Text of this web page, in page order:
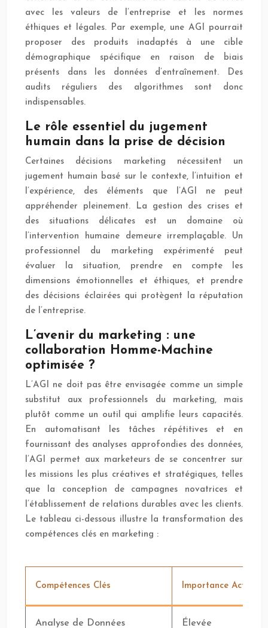
avec les valeurs de l’entreprise et les normes
éthiques et légales. Par exemple, une AGI pourrait
proposer des produits inadaptés à une cible
démographique spécifique en raison de biais
présents dans les données d’entraînement. Des
audits réguliers des algorithmes sont donc
indispensables.
Le rôle essentiel du jugement
humain dans la prise de décision
Certaines décisions marketing nécessitent un
jugement humain basé sur le contexte, l’intuition et
l’expérience, des éléments que l’AGI ne peut
appréhender pleinement. La gestion des crises et
des situations délicates est un domaine où
l’intervention humaine demeure irremplaçable. Un
professionnel du marketing expérimenté peut
évaluer la situation, prendre en compte les
dimensions émotionnelles et éthiques, et prendre
des décisions éclairées qui protègent la réputation
de l’entreprise.
L’avenir du marketing : une
collaboration Homme-Machine
optimisée ?
L’AGI ne doit pas être envisagée comme un simple
substitut aux professionnels du marketing, mais
plutôt comme un outil qui amplifie leurs capacités.
En automatisant les tâches répétitives et en
fournissant des analyses approfondies des données,
l’AGI permet aux marketeurs de se concentrer sur
les missions les plus créatives et stratégiques, telles
que la conception de campagnes novatrices et
l’établissement de relations durables avec les clients.
Le tableau ci-dessous illustre la transformation des
compétences clés en marketing :
Compétences Clés Importance Actuelle
Analyse de Données Élevée